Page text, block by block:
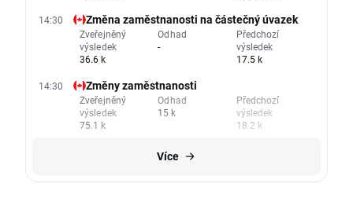
14:30 Změna zaměstnanosti na částečný úvazek
Zveřejněný
výsledek
36.6 k
Odhad
-
Předchozí
výsledek
17.5 k
14:30 Změny zaměstnanosti
Zveřejněný
výsledek
75.1 k
Odhad
15 k
Předchozí
výsledek
18.2 k
Více